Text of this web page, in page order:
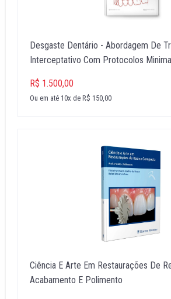
Desgaste Dentário - Abordagem De
Interceptativo Com Protocolos
R$ 1.500,00
Ou em até 10x de R$ 150,00
Ciência E Arte Em Restaurações De
Acabamento E Polimento